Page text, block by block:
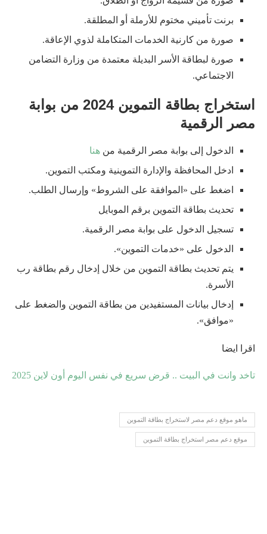
برنت تأميني مختوم للأرملة أو المطلقة.
صورة من كارنية الخدمات المتكاملة لذوي الإعاقة.
صورة لبطاقة الأسر البديلة معتمدة من وزارة التضامن
الاجتماعي.
استخراج بطاقة التموين 2024 من بوابة
مصر الرقمية
الدخول إلى بوابة مصر الرقمية من هنا
ادخل المحافظة والإدارة التموينية ومكتب التموين.
اضغط على «الموافقة على الشروط» وإرسال الطلب.
تحديث بطاقة التموين برقم الموبايل
تسجيل الدخول على بوابة مصر الرقمية.
الدخول على «خدمات التموين».
يتم تحديث بطاقة التموين من خلال إدخال رقم بطاقة رب
الأسرة.
إدخال بيانات المستفيدين من بطاقة التموين والضغط على
«موافق».
اقرا ايضا
تاخد وانت في البيت .. قرض سريع في نفس اليوم أون لاين 2025
ماهو موقع دعم مصر لاستخراج بطاقة التموين
موقع دعم مصر استخراج بطاقة التموين